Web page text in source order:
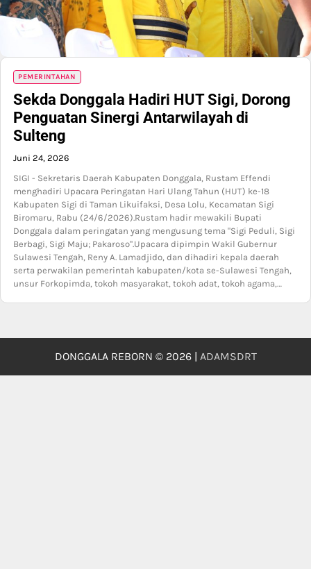
PEMERINTAHAN
Sekda Donggala Hadiri HUT Sigi, Dorong
Penguatan Sinergi Antarwilayah di
Sulteng
Juni 24, 2026
SIGI - Sekretaris Daerah Kabupaten Donggala, Rustam Effendi
menghadiri Upacara Peringatan Hari Ulang Tahun (HUT) ke-18
Kabupaten Sigi di Taman Likuifaksi, Desa Lolu, Kecamatan Sigi
Biromaru, Rabu (24/6/2026).Rustam hadir mewakili Bupati
Donggala dalam peringatan yang mengusung tema "Sigi Peduli, Sigi
Berbagi, Sigi Maju; Pakaroso".Upacara dipimpin Wakil Gubernur
Sulawesi Tengah, Reny A. Lamadjido, dan dihadiri kepala daerah
serta perwakilan pemerintah kabupaten/kota se-Sulawesi Tengah,
unsur Forkopimda, tokoh masyarakat, tokoh adat, tokoh agama,…
DONGGALA REBORN © 2026 | ADAMSDRT